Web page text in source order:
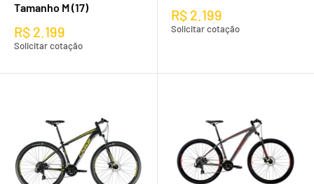
Tamanho M (17)
R$ 2.199
Solicitar cotação
R$ 2.199
Solicitar cotação